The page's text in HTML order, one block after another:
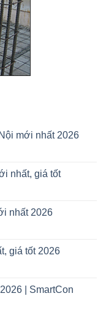
mới nhất 2026
nhất, giá tốt
nhất 2026
giá tốt 2026
| SmartCon